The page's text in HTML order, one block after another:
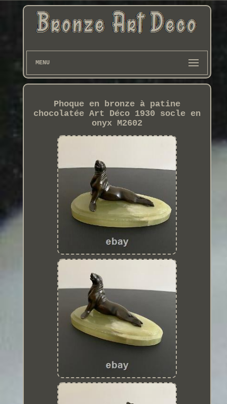
MENU
Phoque en bronze à patine
chocolatée Art Déco 1930 socle en
onyx M2602